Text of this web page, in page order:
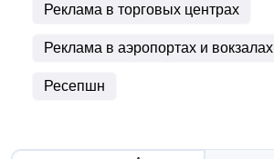
Реклама в торговых центрах
Реклама в аэропортах и вокзалах
Ресепшн